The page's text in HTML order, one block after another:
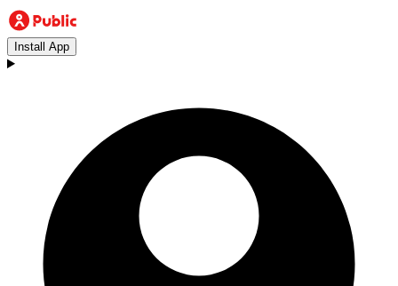
Install App